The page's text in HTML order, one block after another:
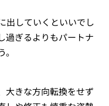
出していくといいでし
過ぎるよりもパートナ
大きな方向転換をせず